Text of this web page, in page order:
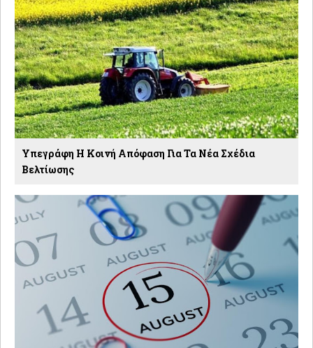
Υπεγράφη Η Κοινή Απόφαση Για Τα Νέα Σχέδια
Βελτίωσης